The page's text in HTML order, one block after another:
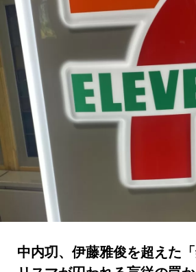
中内㓛、伊藤雅俊を超えた